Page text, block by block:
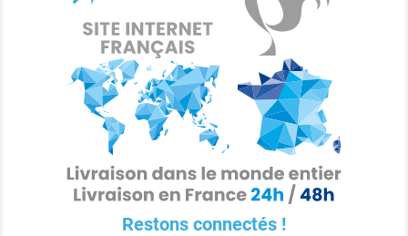
Restons connectés !